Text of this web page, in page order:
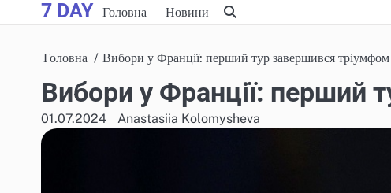
to
7 DAY Головна Новини
Головна Вибори у Франції: перший тур завершився тріумфом
Вибори у Франції: перший
01.07.2024 Anastasiia Kolomysheva